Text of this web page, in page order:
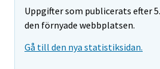
Uppgifter som publicerats efter
den förnyade webbplatsen.
Gå till den nya statistiksidan.